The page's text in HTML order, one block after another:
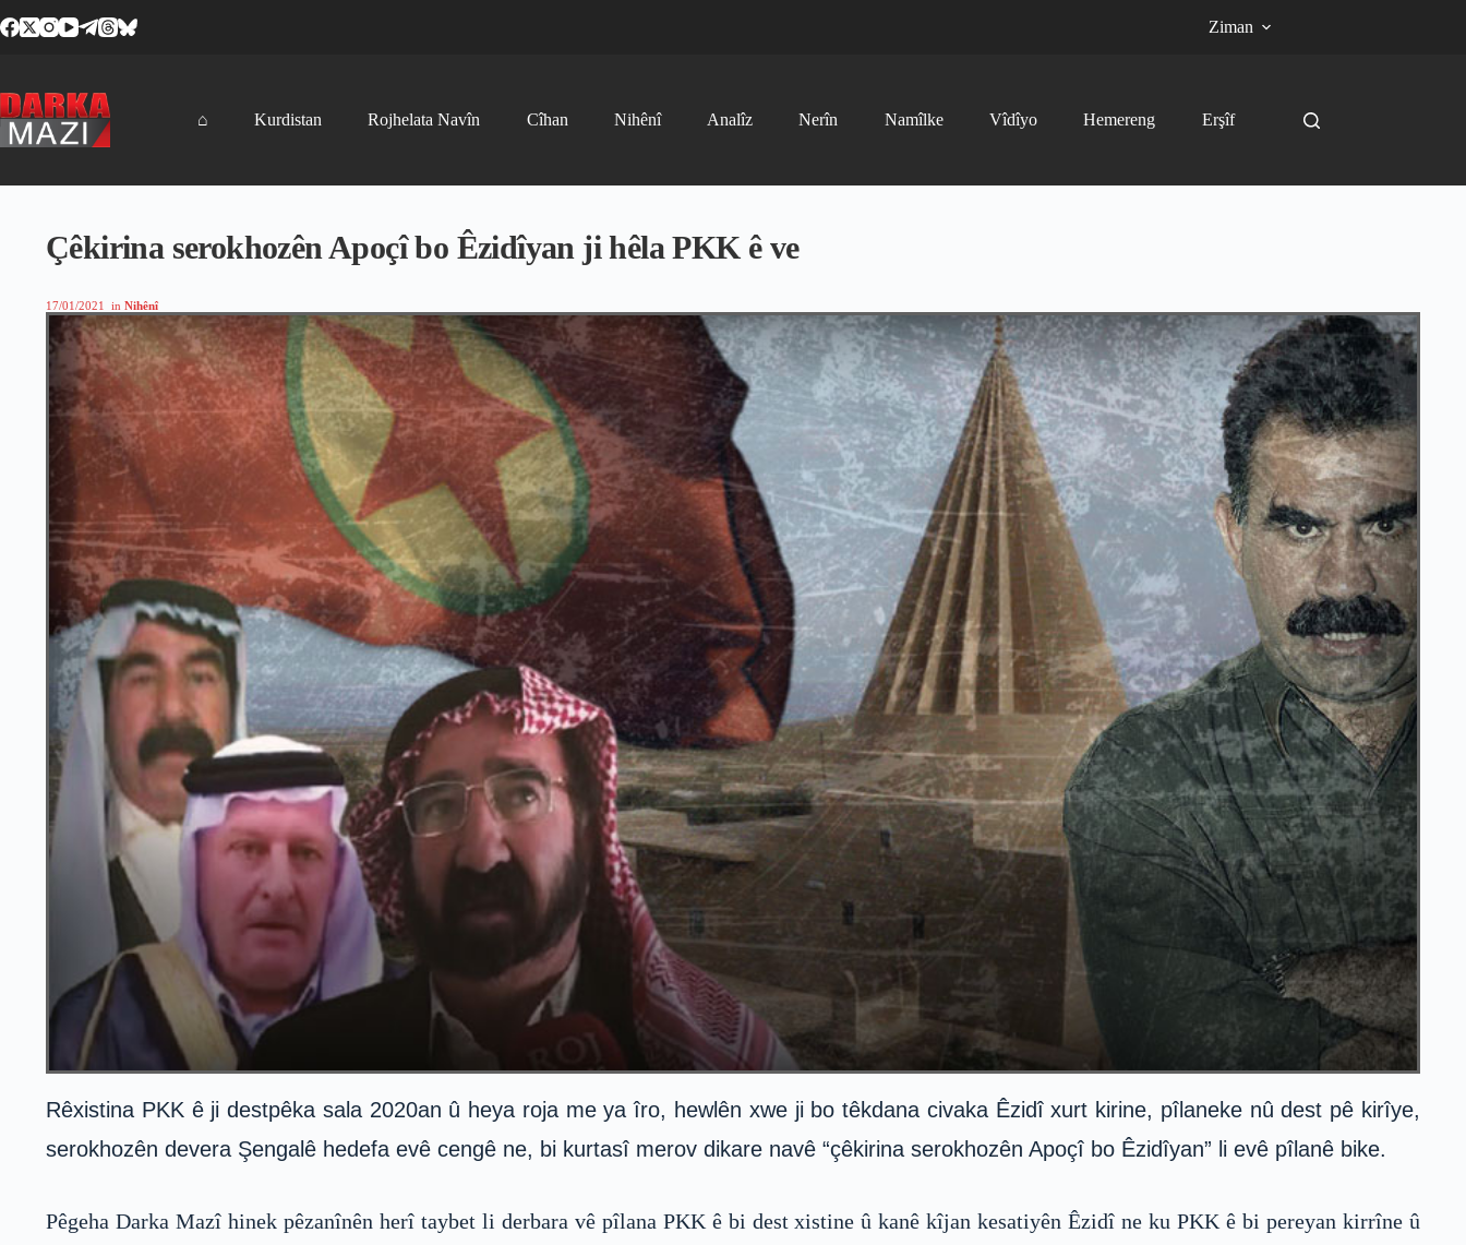
to
Ziman
⌂ Kurdistan Rojhelata Navîn Cîhan Nihênî Analîz Nerîn Namîlke Vîdîyo Hemereng Erşîf
Çêkirina serokhozên Apoçî bo Êzidîyan ji hêla PKK ê ve
17/01/2021 in Nihênî
Rêxistina PKK ê ji destpêka sala 2020an û heya roja me ya îro, hewlên xwe ji bo têkdana civaka Êzidî xurt kirine, pîlaneke nû dest pê kirîye,
serokhozên devera Şengalê hedefa evê cengê ne, bi kurtasî merov dikare navê “çêkirina serokhozên Apoçî bo Êzidîyan” li evê pîlanê bike.
Pêgeha Darka Mazî hinek pêzanînên herî taybet li derbara vê pîlana PKK ê bi dest xistine û kanê kîjan kesatiyên Êzidî ne ku PKK ê bi pereyan kirrîne û